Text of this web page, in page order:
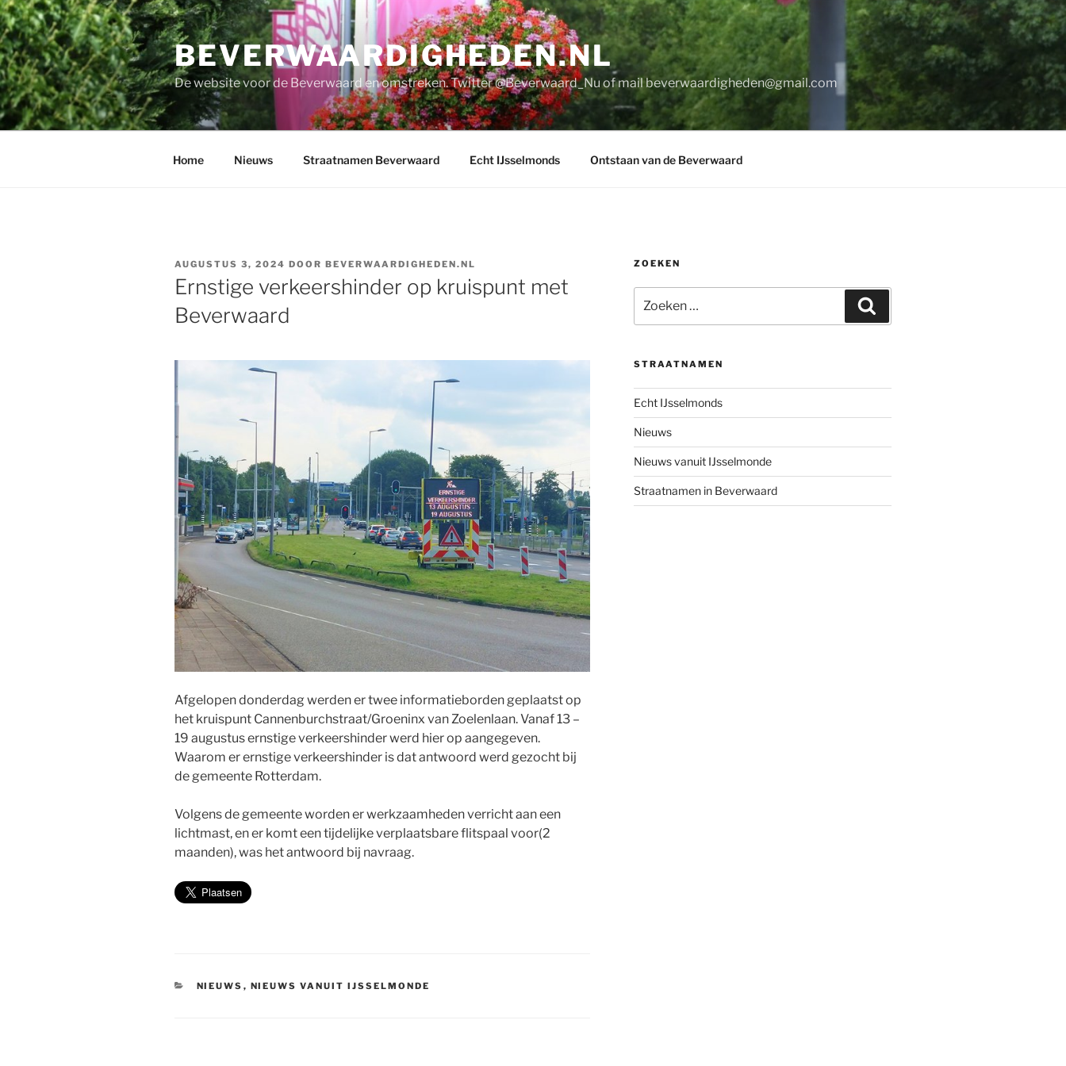
Ga
naar
de
inhoud
BEVERWAARDIGHEDEN.NL
De website voor de Beverwaard en omstreken. Twitter @Beverwaard_Nu of mailbeverwaardigheden@gmail.com
Home Nieuws Straatnamen Beverwaard Echt IJsselmonds Ontstaan van de Beverwaard
GEPLAATST
OP
AUGUSTUS 3, 2024 DOOR BEVERWAARDIGHEDEN.NL
Ernstige verkeershinder op kruispunt met
Beverwaard
Afgelopen donderdag werden er twee informatieborden geplaatst op
het kruispunt Cannenburchstraat/Groeninx van Zoelenlaan. Vanaf 13 –
19 augustus ernstige verkeershinder werd hier op aangegeven.
Waarom er ernstige verkeershinder is dat antwoord werd gezocht bij
de gemeente Rotterdam.
Volgens de gemeente worden er werkzaamheden verricht aan een
lichtmast, en er komt een tijdelijke verplaatsbare flitspaal voor(2
maanden), was het antwoord bij navraag.
CATEGORIEËN
NIEUWS , NIEUWS VANUIT IJSSELMONDE
ZOEKEN
naar:
STRAATNAMEN
Echt IJsselmonds
Nieuws
Nieuws vanuit IJsselmonde
Straatnamen in Beverwaard